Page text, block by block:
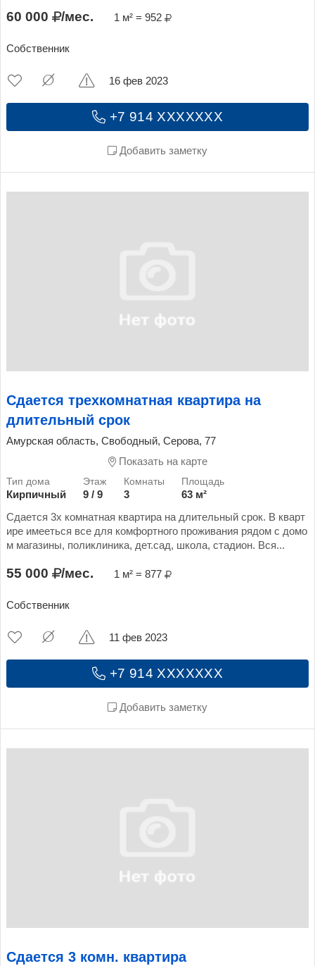
60 000 /мес. 1 м² = 952
Собственник
+7 914 XXXXXXX
Добавить заметку
16 фев 2023
Сдается трехкомнатная квартира на
длительный срок
Амурская область, Свободный, Серова, 77
Показать на карте
Кирпичный 9 / 9 3
63 м²
Сдается 3х комнатная квартира на длительный срок. В кварт
ире имееться все для комфортного проживания рядом с домо
м магазины, поликлиника, дет.сад, школа, стадион. Вся...
55 000 /мес. 1 м² = 877
Собственник
+7 914 XXXXXXX
Добавить заметку
11 фев 2023
Сдается 3 комн. квартира